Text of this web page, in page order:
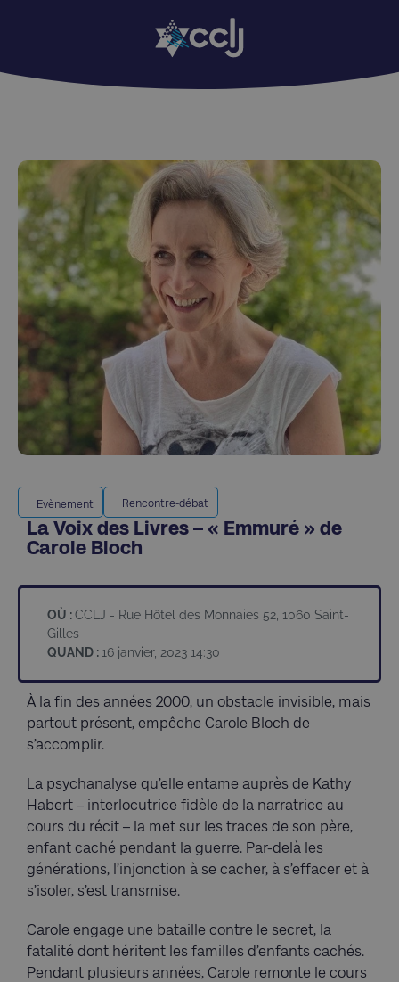
Evènement Rencontre-débat
La Voix des Livres – « Emmuré » de
Carole Bloch
OÙ :CCLJ - Rue Hôtel des Monnaies 52, 1060 Saint-
Gilles
QUAND :16 janvier, 2023 14:30
À la fin des années 2000, un obstacle invisible, mais
partout présent, empêche Carole Bloch de
s’accomplir.
La psychanalyse qu’elle entame auprès de Kathy
Habert – interlocutrice fidèle de la narratrice au
cours du récit – la met sur les traces de son père,
enfant caché pendant la guerre. Par-delà les
générations, l’injonction à se cacher, à s’effacer et à
s’isoler, s’est transmise.
Carole engage une bataille contre le secret, la
fatalité dont héritent les familles d’enfants cachés.
Pendant plusieurs années, Carole remonte le cours